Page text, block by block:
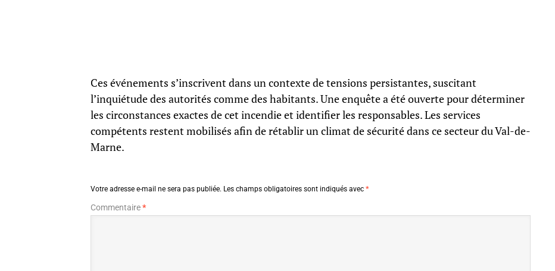
Ces événements s’inscrivent dans un contexte de tensions persistantes, suscitant
l’inquiétude des autorités comme des habitants. Une enquête a été ouverte pour déterminer
les circonstances exactes de cet incendie et identifier les responsables. Les services
compétents restent mobilisés afin de rétablir un climat de sécurité dans ce secteur du Val-de-
Marne.
Votre adresse e-mail ne sera pas publiée. Les champs obligatoires sont indiqués avec *
Commentaire*